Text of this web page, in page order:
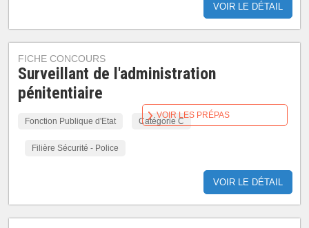
VOIR LE DÉTAIL
FICHE CONCOURS
Surveillant de l'administration
pénitentiaire
Fonction Publique d'Etat Catégorie C
Filière Sécurité - Police
VOIR LE DÉTAIL
VOIR LES PRÉPAS